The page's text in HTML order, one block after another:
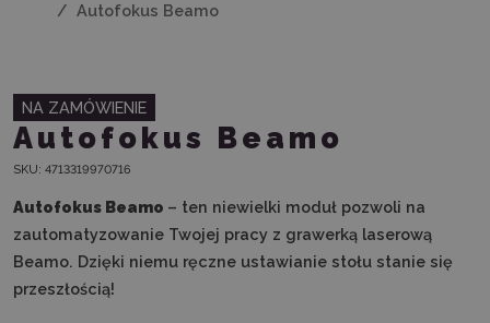
Autofokus Beamo
NA ZAMÓWIENIE
Autofokus Beamo
SKU: 4713319970716
Autofokus Beamo – ten niewielki moduł pozwoli na
zautomatyzowanie Twojej pracy z grawerką laserową
Beamo. Dzięki niemu ręczne ustawianie stołu stanie się
przeszłością!